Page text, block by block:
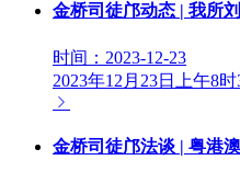
金桥司徒邝动态 | 我所
时间：2023-12-23
2023年12月23日上午8
金桥司徒邝法谈 | 粤港